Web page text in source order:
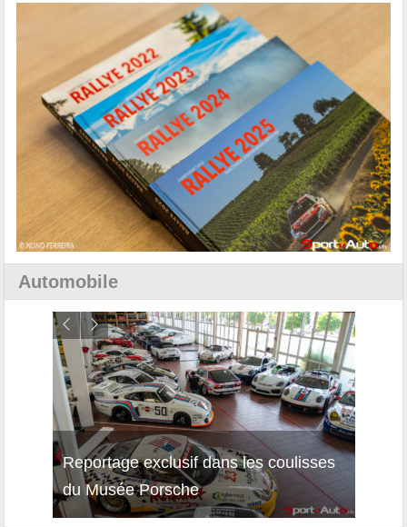
Automobile
Reportage exclusif dans les coulisses
du Musée Porsche